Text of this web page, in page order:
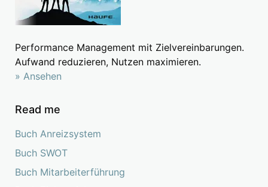
Performance Management mit Zielvereinbarungen.
Aufwand reduzieren, Nutzen maximieren.
» Ansehen
Read me
Buch Anreizsystem
Buch SWOT
Buch Mitarbeiterführung